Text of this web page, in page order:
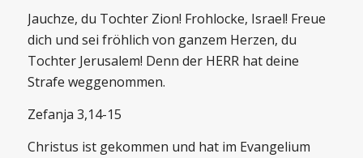
Jauchze, du Tochter Zion! Frohlocke, Israel! Freue
dich und sei fröhlich von ganzem Herzen, du
Tochter Jerusalem! Denn der HERR hat deine
Strafe weggenommen.
Zefanja 3,14-15
Christus ist gekommen und hat im Evangelium